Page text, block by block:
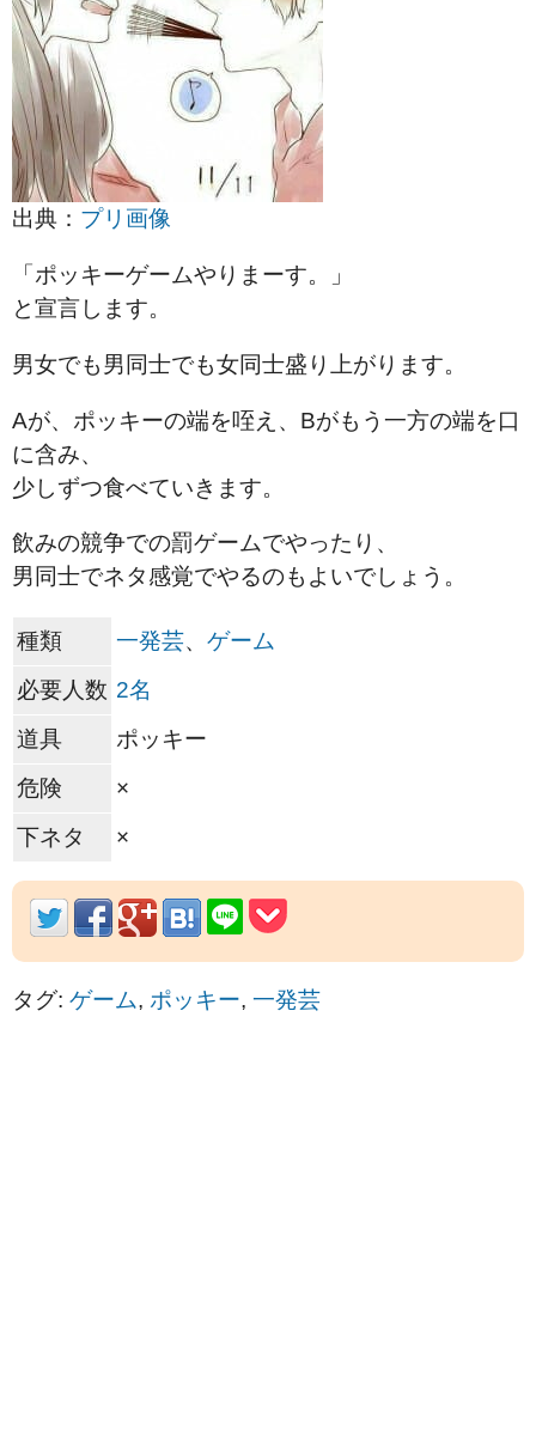
出典： プリ画像
「ポッキーゲームやりまーす。」
と宣言します。
男女でも男同士でも女同士盛り上がります。
Aが、ポッキーの端を咥え、Bがもう一方の端を口
に含み、
少しずつ食べていきます。
飲みの競争での罰ゲームでやったり、
男同士でネタ感覚でやるのもよいでしょう。
種類 一発芸、 ゲーム
必要人数 2名
道具
ポッキー
危険
×
下ネタ
×
タグ: ゲーム, ポッキー, 一発芸